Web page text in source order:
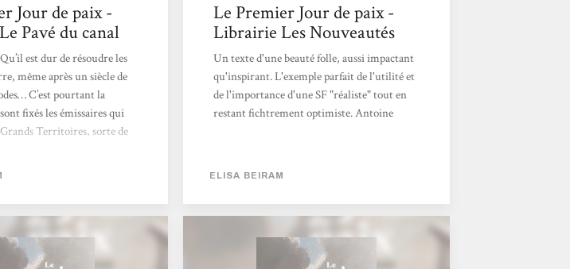
Jour de paix -
Pavé du canal
est dur de résoudre les
même après un siècle de
C’est pourtant la
fixés les émissaires qui
Territoires, sorte de
des conflits dus à la
mais surtout à
pourrait résoudre ces
du récit n’occulte pas
Le Premier Jour de paix -
Librairie Les Nouveautés
Un texte d'une beauté folle, aussi impactant
qu'inspirant. L'exemple parfait de l'utilité et
de l'importance d'une SF "réaliste" tout en
restant fichtrement optimiste. Antoine
ELISA BEIRAM